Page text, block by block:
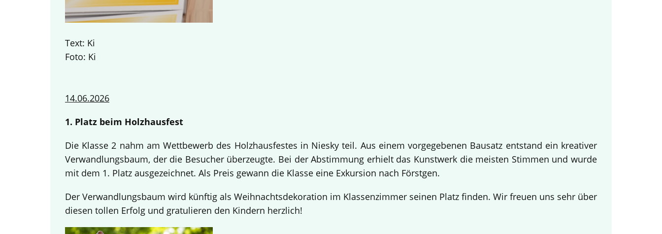
Text: Ki
Foto: Ki
14.06.2026
1. Platz beim Holzhausfest
Die Klasse 2 nahm am Wettbewerb des Holzhausfestes in Niesky teil. Aus einem vorgegebenen Bausatz entstand ein kreativer
Verwandlungsbaum, der die Besucher überzeugte. Bei der Abstimmung erhielt das Kunstwerk die meisten Stimmen und wurde
mit dem 1. Platz ausgezeichnet. Als Preis gewann die Klasse eine Exkursion nach Förstgen.
Der Verwandlungsbaum wird künftig als Weihnachtsdekoration im Klassenzimmer seinen Platz finden. Wir freuen uns sehr über
diesen tollen Erfolg und gratulieren den Kindern herzlich!